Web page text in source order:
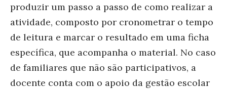
produzir um passo a passo de como realizar a
atividade, composto por cronometrar o tempo
de leitura e marcar o resultado em uma ficha
específica, que acompanha o material. No caso
de familiares que não são participativos, a
docente conta com o apoio da gestão escolar